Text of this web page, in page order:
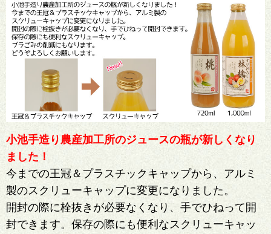
小池手造り農産加工所のジュースの瓶が新しくなり
ました！
今までの王冠＆プラスチックキャップから、アルミ
製のスクリューキャップに変更になりました。
開封の際に栓抜きが必要なくなり、手でひねって開
封できます。保存の際にも便利なスクリューキャッ